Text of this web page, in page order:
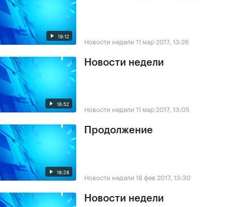
19:12 Новости недели 11 мар 2017, 13:26
18:52
Новости недели
Новости недели 11 мар 2017, 13:05
18:28
Продолжение
Новости недели 18 фев 2017, 13:30
Новости недели